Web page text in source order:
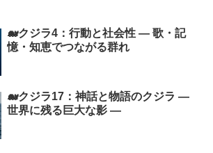
🐋クジラ4：行動と社会性 ― 歌・記
憶・知恵でつながる群れ
🐋クジラ17：神話と物語のクジラ ―
世界に残る巨大な影 ―